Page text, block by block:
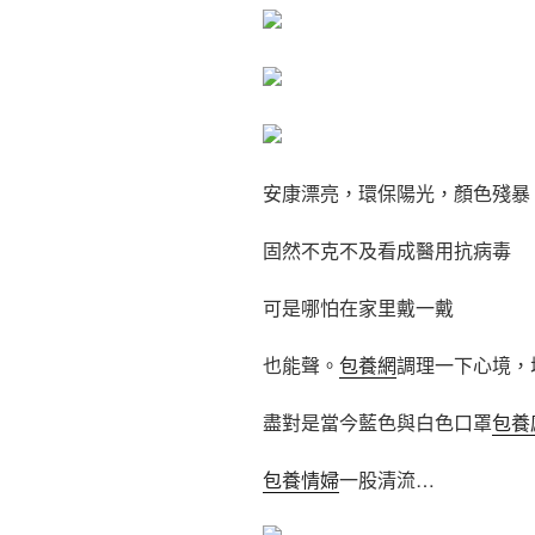
安康漂亮，環保陽光，顏色殘暴
固然不克不及看成醫用抗病毒
可是哪怕在家里戴一戴
也能聲。 包養網調理一下心境
盡對是當今藍色與白色口罩包
包養情婦一股清流…